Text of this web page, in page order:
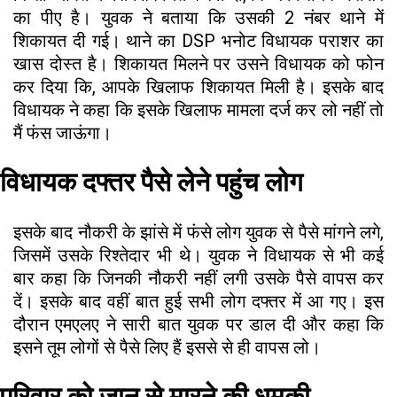
का पीए है। युवक ने बताया कि उसकी 2 नंबर थाने में
शिकायत दी गई। थाने का DSP भनोट विधायक पराशर का
खास दोस्त है। शिकायत मिलने पर उसने विधायक को फोन
कर दिया कि, आपके खिलाफ शिकायत मिली है। इसके बाद
विधायक ने कहा कि इसके खिलाफ मामला दर्ज कर लो नहीं तो
मैं फंस जाऊंगा।
विधायक दफ्तर पैसे लेने पहुंच लोग
इसके बाद नौकरी के झांसे में फंसे लोग युवक से पैसे मांगने लगे,
जिसमें उसके रिश्तेदार भी थे। युवक ने विधायक से भी कई
बार कहा कि जिनकी नौकरी नहीं लगी उसके पैसे वापस कर
दें। इसके बाद वहीं बात हुई सभी लोग दफ्तर में आ गए। इस
दौरान एमएलए ने सारी बात युवक पर डाल दी और कहा कि
इसने तूम लोगों से पैसे लिए हैं इससे से ही वापस लो।